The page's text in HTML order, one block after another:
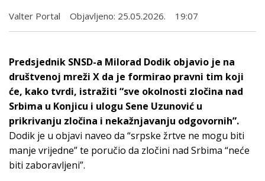
Valter Portal Objavljeno: 25.05.2026. 19:07
Predsjednik SNSD-a Milorad Dodik objavio je na
društvenoj mreži X da je formirao pravni tim koji
će, kako tvrdi, istražiti “sve okolnosti zločina nad
Srbima u Konjicu i ulogu Sene Uzunović u
prikrivanju zločina i nekažnjavanju odgovornih”.
Dodik je u objavi naveo da “srpske žrtve ne mogu biti
manje vrijedne” te poručio da zločini nad Srbima “neće
biti zaboravljeni”.